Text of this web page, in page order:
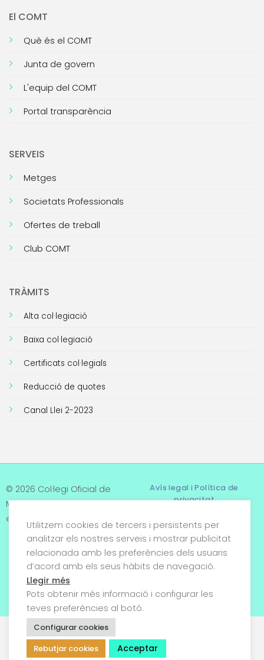
El COMT
Què és el COMT
Junta de govern
L'equip del COMT
Portal transparència
SERVEIS
Metges
Societats Professionals
Ofertes de treball
Club COMT
TRÀMITS
Alta col·legiació
Baixa col·legiació
Certificats col·legials
Reducció de quotes
Canal Llei 2-2023
© 2026 Col·legi Oficial de
Metges de Tarragona. Tots
els drets reservats
Avís legal i Política de
privacitat
Termes i condicions
Política de cookies
Utilitzem cookies de tercers i persistents per
analitzar els nostres serveis i mostrar publicitat
relacionada amb les preferències dels usuaris
d’acord amb els seus hàbits de navegació.
Llegir més
Pots obtenir més informació i configurar les
teves preferències al botó.
Configurar cookies
Rebutjar cookies
Acceptar